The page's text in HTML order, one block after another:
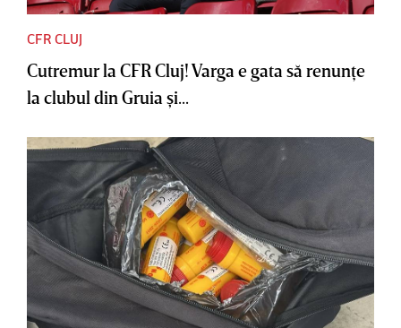
CFR CLUJ
Cutremur la CFR Cluj! Varga e gata să renunţe
la clubul din Gruia şi...